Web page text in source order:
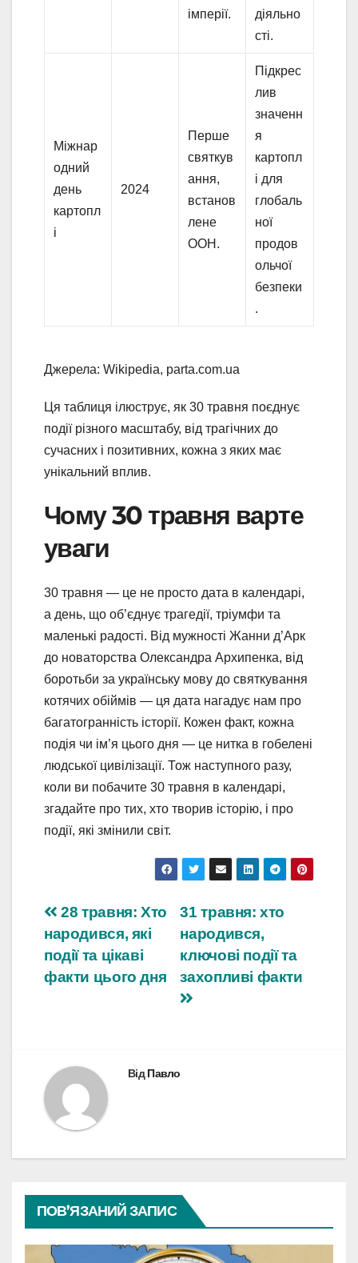
імперії.
діяльно
сті.
Міжнар
одний
день
картопл
і
2024
Перше
святкув
ання,
встанов
лене
ООН.
Підкрес
лив
значенн
я
картопл
і для
глобаль
ної
продов
ольчої
безпеки
.
Джерела: Wikipedia, parta.com.ua
Ця таблиця ілюструє, як 30 травня поєднує
події різного масштабу, від трагічних до
сучасних і позитивних, кожна з яких має
унікальний вплив.
Чому 30 травня варте
уваги
30 травня — це не просто дата в календарі,
а день, що об’єднує трагедії, тріумфи та
маленькі радості. Від мужності Жанни д’Арк
до новаторства Олександра Архипенка, від
боротьби за українську мову до святкування
котячих обіймів — ця дата нагадує нам про
багатогранність історії. Кожен факт, кожна
подія чи ім’я цього дня — це нитка в гобелені
людської цивілізації. Тож наступного разу,
коли ви побачите 30 травня в календарі,
згадайте про тих, хто творив історію, і про
події, які змінили світ.
Навігація
записів
31 травня: хто
народився,
ключові події та
захопливі факти
28 травня: Хто
народився, які
події та цікаві
факти цього дня
ВідПавло
ПОВ’ЯЗАНИЙ ЗАПИС